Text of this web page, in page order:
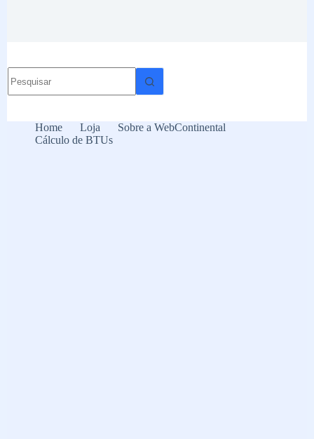
resultados
Home Loja
Sobre a WebContinental
Cálculo de BTUs